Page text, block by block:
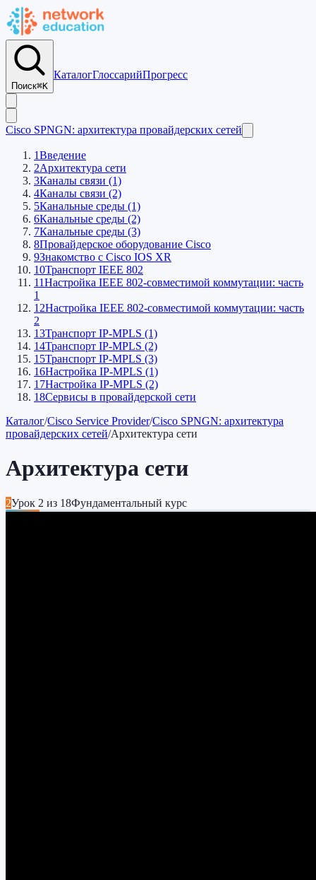
Поиск⌘K
КаталогГлоссарийПрогресс
Cisco SPNGN: архитектура провайдерских сетей
1Введение
2Архитектура сети
3Каналы связи (1)
4Каналы связи (2)
5Канальные среды (1)
6Канальные среды (2)
7Канальные среды (3)
8Провайдерское оборудование Cisco
9Знакомство с Cisco IOS XR
10Транспорт IEEE 802
11Настройка IEEE 802-совместимой коммутации: часть
1
12Настройка IEEE 802-совместимой коммутации: часть
2
13Транспорт IP-MPLS (1)
14Транспорт IP-MPLS (2)
15Транспорт IP-MPLS (3)
16Настройка IP-MPLS (1)
17Настройка IP-MPLS (2)
18Сервисы в провайдерской сети
Каталог/Cisco Service Provider/Cisco SPNGN: архитектура
провайдерских сетей/Архитектура сети
Архитектура сети
2Урок 2 из 18Фундаментальный курс